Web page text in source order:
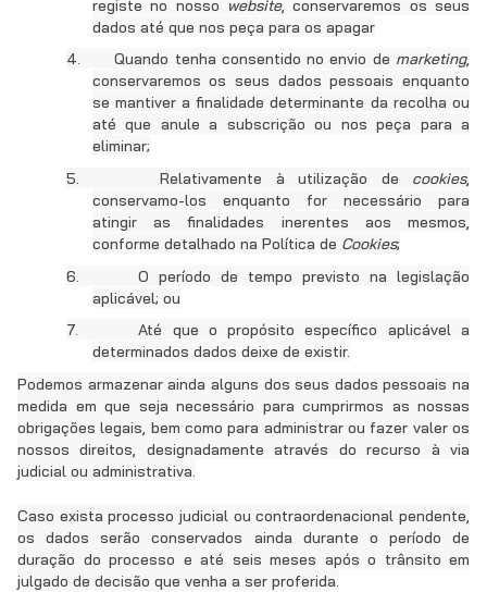
registe no nosso website, conservaremos os seus
dados até que nos peça para os apagar
4.
Quando tenha consentido no envio de marketing,
conservaremos os seus dados pessoais enquanto
se mantiver a finalidade determinante da recolha ou
até que anule a subscrição ou nos peça para a
eliminar;
5.
Relativamente à utilização de cookies,
conservamo-los enquanto for necessário para
atingir as finalidades inerentes aos mesmos,
conforme detalhado na Política de Cookies;
6.
O período de tempo previsto na legislação
aplicável; ou
7.
Até que o propósito específico aplicável a
determinados dados deixe de existir.
Podemos armazenar ainda alguns dos seus dados pessoais na
medida em que seja necessário para cumprirmos as nossas
obrigações legais, bem como para administrar ou fazer valer os
nossos direitos, designadamente através do recurso à via
judicial ou administrativa.
Caso exista processo judicial ou contraordenacional pendente,
os dados serão conservados ainda durante o período de
duração do processo e até seis meses após o trânsito em
julgado de decisão que venha a ser proferida.